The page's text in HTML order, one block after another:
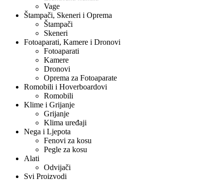
Vage
Štampači, Skeneri i Oprema
Štampači
Skeneri
Fotoaparati, Kamere i Dronovi
Fotoaparati
Kamere
Dronovi
Oprema za Fotoaparate
Romobili i Hoverboardovi
Romobili
Klime i Grijanje
Grijanje
Klima uređaji
Nega i Ljepota
Fenovi za kosu
Pegle za kosu
Alati
Odvijači
Svi Proizvodi